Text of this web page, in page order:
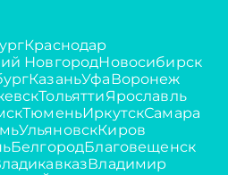
Краснодар
НовгородНовосибирск
КазаньУфаВоронеж
ТольяттиЯрославль
ТюменьИркутскСамара
УльяновскКиров
БелгородБлаговещенск
Владимир